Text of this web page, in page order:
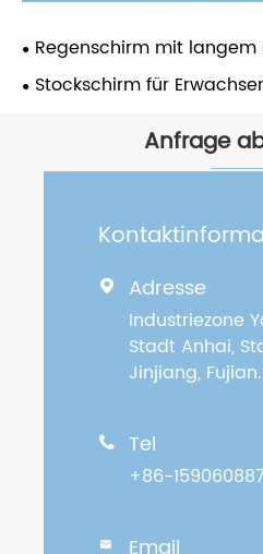
Regenschirm mit langem
Stockschirm für
Anfrage
 Adresse
Industriezone
Stadt Anhai,
Jinjiang,
 Tel
+86-
